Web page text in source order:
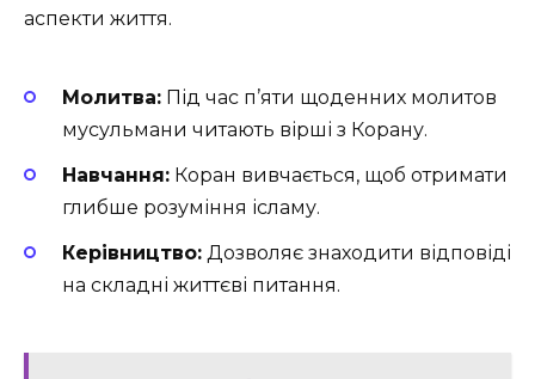
аспекти життя.
Молитва: Під час п’яти щоденних молитов
мусульмани читають вірші з Корану.
Навчання: Коран вивчається, щоб отримати
глибше розуміння ісламу.
Керівництво: Дозволяє знаходити відповіді
на складні життєві питання.